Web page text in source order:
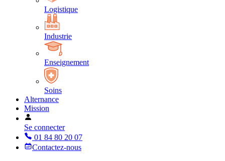
Logistique
Industrie
Enseignement
Soins
Alternance
Mission
Se connecter
01 84 80 20 07
Contactez-nous